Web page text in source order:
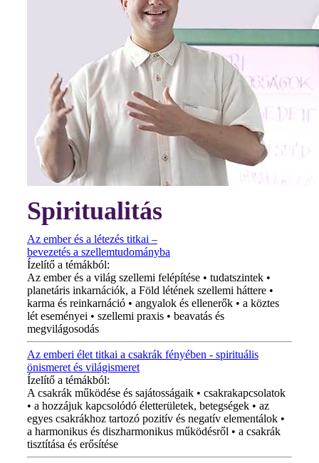
Spiritualitás
Az ember és a létezés titkai –
bevezetés a szellemtudományba
Ízelítő a témákból:
Az ember és a világ szellemi felépítése • tudatszintek •
planetáris inkarnációk, a Föld létének szellemi háttere •
karma és reinkarnáció • angyalok és ellenerők • a köztes
lét eseményei • szellemi praxis • beavatás és
megvilágosodás
Az emberi élet titkai a csakrák fényében - spirituális
önismeret és világismeret
Ízelítő a témákból:
A csakrák működése és sajátosságaik • csakrakapcsolatok
• a hozzájuk kapcsolódó életterületek, betegségek • az
egyes csakrákhoz tartozó pozitív és negatív elementálok •
a harmonikus és diszharmonikus működésről • a csakrák
tisztítása és erősítése